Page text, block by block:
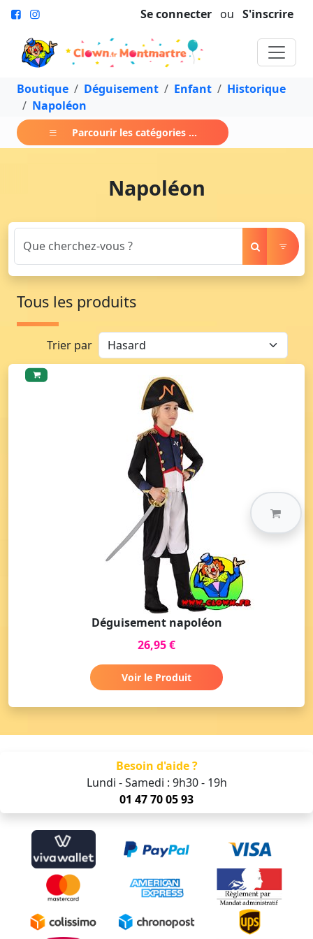
Se connecter ou S'inscrire
Boutique Déguisement Enfant
Historique
Napoléon
Parcourir les catégories ...
Napoléon
Tous les produits
Trier par
Déguisement napoléon
26,95 €
Voir le Produit
Besoin d'aide ?
Lundi - Samedi : 9h30 - 19h
01 47 70 05 93